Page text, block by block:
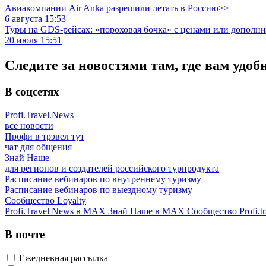
Авиакомпании Air Anka разрешили летать в Россию>>
6 августа 15:53
Туры на GDS-рейсах: «пороховая бочка» с ценами или
20 июля 15:51
Следите за новостями там, где вам
В соцсетях
Profi.Travel.News
все новости
Профи в трэвел тут
чат для общения
Знай Наше
для регионов и создателей российского турпродукта
Расписание вебинаров по внутреннему туризму
Расписание вебинаров по выездному туризму
Сообщество Loyalty
Profi.Travel News в MAX Знай Наше в MAX Сообщество
В почте
Ежедневная рассылка